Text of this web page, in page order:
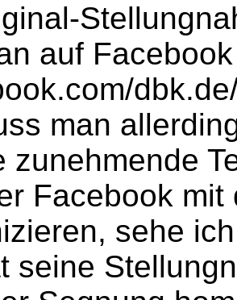
auf
man
zunehmende
Facebook
sehe
seine